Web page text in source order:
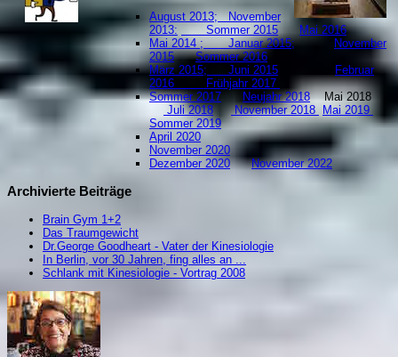
August 2013;November
2013:
Sommer 2015
Mai 2016
Mai 2014 ;Januar 2015;
November
2015
Sommer 2016
März 2015; Juni 2015
Februar
2016
Frühjahr 2017
Sommer 2017
Neujahr 2018Mai 2018
Juli 2018
November 2018
Mai 2019
Sommer 2019
April 2020
November 2020
Dezember 2020
November 2022
Archivierte Beiträge
Brain Gym 1+2
Das Traumgewicht
Dr.George Goodheart - Vater der Kinesiologie
In Berlin, vor 30 Jahren, fing alles an ...
Schlank mit Kinesiologie - Vortrag 2008